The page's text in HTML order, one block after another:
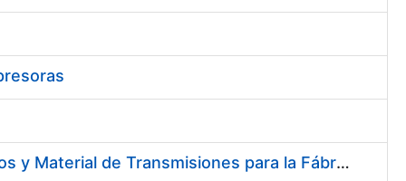
Contratación de Acuerdo Marco para el Suministro de Rodamientos y Material de Transmisiones para la Fábrica Nacional de Moneda y Timbre – Real Casa de la Moneda